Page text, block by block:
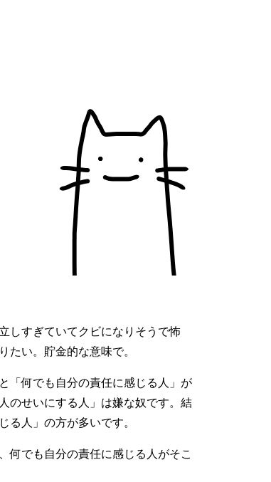
しすぎていてクビになりそうで怖
たい。貯金的な意味で。
「何でも自分の責任に感じる人」が
のせいにする人」は嫌な奴です。結
る人」の方が多いです。
何でも自分の責任に感じる人がそこ